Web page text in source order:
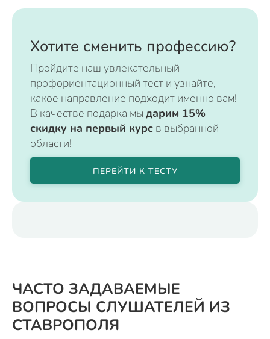
Хотите сменить профессию?
Пройдите наш увлекательный
профориентационный тест и узнайте,
какое направление подходит именно вам!
В качестве подарка мы дарим 15%
скидку на первый курс в выбранной
области!
ПЕРЕЙТИ К ТЕСТУ
ЧАСТО ЗАДАВАЕМЫЕ
ВОПРОСЫ СЛУШАТЕЛЕЙ ИЗ
СТАВРОПОЛЯ